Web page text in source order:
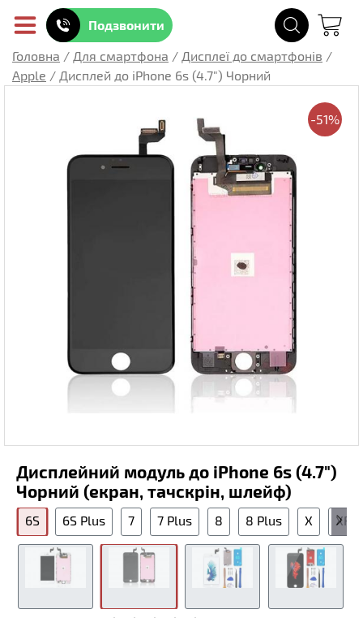
Подзвонити
Головна / Для смартфона / Дисплеї до смартфонів /
Apple / Дисплей до iPhone 6s (4.7") Чорний
-51%
Дисплейний модуль до iPhone 6s (4.7")
Чорний (екран, тачскрін, шлейф)
6S 6S Plus 7 7 Plus 8 8 Plus X XR